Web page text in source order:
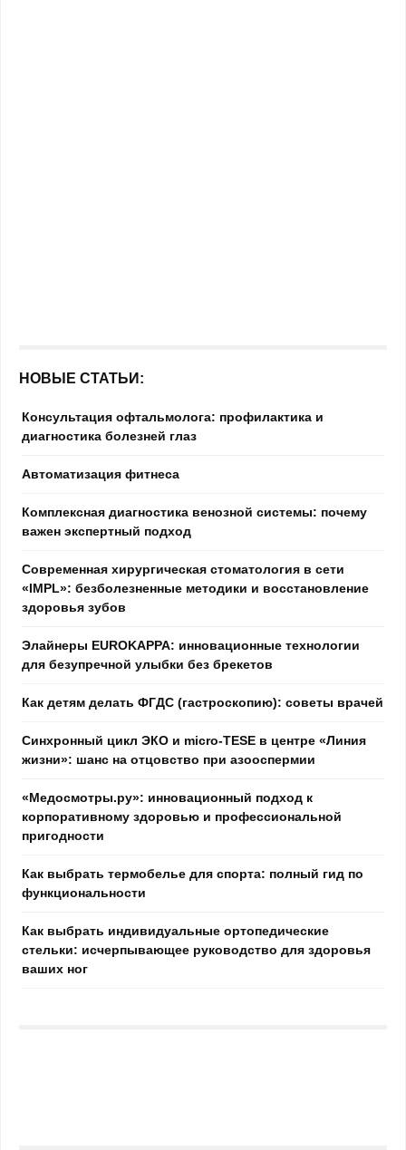
НОВЫЕ СТАТЬИ:
Консультация офтальмолога: профилактика и
диагностика болезней глаз
Автоматизация фитнеса
Комплексная диагностика венозной системы: почему
важен экспертный подход
Современная хирургическая стоматология в сети
«IMPL»: безболезненные методики и восстановление
здоровья зубов
Элайнеры EUROKAPPA: инновационные технологии
для безупречной улыбки без брекетов
Как детям делать ФГДС (гастроскопию): советы врачей
Синхронный цикл ЭКО и micro-TESE в центре «Линия
жизни»: шанс на отцовство при азооспермии
«Медосмотры.ру»: инновационный подход к
корпоративному здоровью и профессиональной
пригодности
Как выбрать термобелье для спорта: полный гид по
функциональности
Как выбрать индивидуальные ортопедические
стельки: исчерпывающее руководство для здоровья
ваших ног